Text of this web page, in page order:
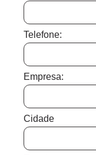
Telefone:
Empresa:
Cidade